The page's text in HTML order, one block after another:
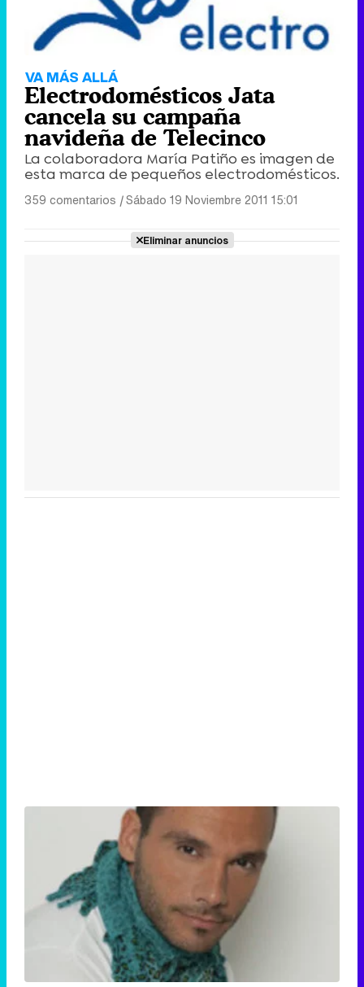
VA MÁS ALLÁ
Electrodomésticos Jata
cancela su campaña
navideña de Telecinco
La colaboradora María Patiño es imagen de
esta marca de pequeños electrodomésticos.
359 comentarios |Sábado 19 Noviembre 2011 15:01
Eliminar anuncios